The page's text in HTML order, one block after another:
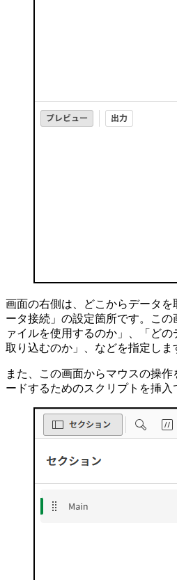
画面の右側は、どこからデータ
ータ接続」の設定箇所です。この
ァイルを使用するのか」、「ど
取り込むのか」、などを指定しま
また、この画面からマウスの操
ードするためのスクリプトを挿入